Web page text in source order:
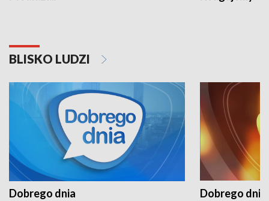
BLISKO LUDZI
Dobrego dnia Dobrego dnia